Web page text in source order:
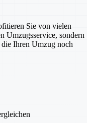
Sie von vielen
Umzugsservice, sondern
Ihren Umzug noch